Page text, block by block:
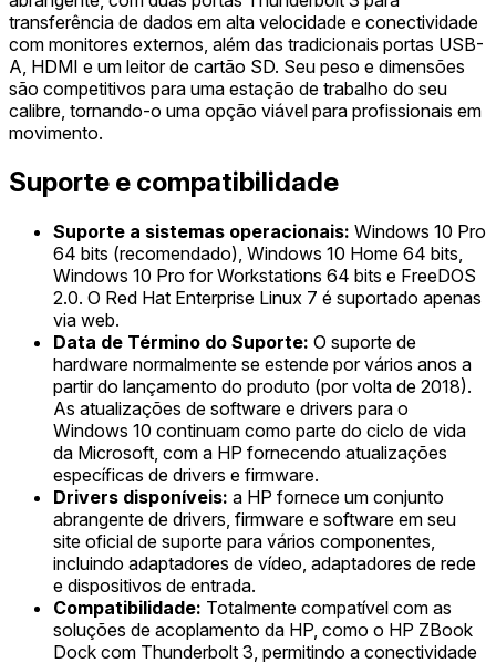
transferência de dados em alta velocidade e conectividade
com monitores externos, além das tradicionais portas USB-
A, HDMI e um leitor de cartão SD. Seu peso e dimensões
são competitivos para uma estação de trabalho do seu
calibre, tornando-o uma opção viável para profissionais em
movimento.
Suporte e compatibilidade
Suporte a sistemas operacionais: Windows 10 Pro
64 bits (recomendado), Windows 10 Home 64 bits,
Windows 10 Pro for Workstations 64 bits e FreeDOS
2.0. O Red Hat Enterprise Linux 7 é suportado apenas
via web.
Data de Término do Suporte: O suporte de
hardware normalmente se estende por vários anos a
partir do lançamento do produto (por volta de 2018).
As atualizações de software e drivers para o
Windows 10 continuam como parte do ciclo de vida
da Microsoft, com a HP fornecendo atualizações
específicas de drivers e firmware.
Drivers disponíveis: a HP fornece um conjunto
abrangente de drivers, firmware e software em seu
site oficial de suporte para vários componentes,
incluindo adaptadores de vídeo, adaptadores de rede
e dispositivos de entrada.
Compatibilidade: Totalmente compatível com as
soluções de acoplamento da HP, como o HP ZBook
Dock com Thunderbolt 3, permitindo a conectividade